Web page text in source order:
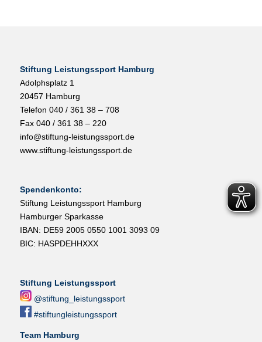
Stiftung Leistungssport Hamburg
Adolphsplatz 1
20457 Hamburg
Telefon 040 / 361 38 – 708
Fax 040 / 361 38 – 220
info@stiftung-leistungssport.de
www.stiftung-leistungssport.de
Spendenkonto:
Stiftung Leistungssport Hamburg
Hamburger Sparkasse
IBAN: DE59 2005 0550 1001 3093 09
BIC: HASPDEHHXXX
Stiftung Leistungssport
@stiftung_leistungssport
#stiftungleistungssport
Team Hamburg